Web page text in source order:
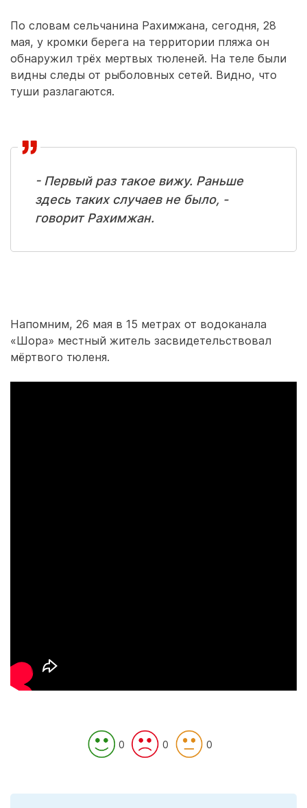
По словам сельчанина Рахимжана, сегодня, 28
мая, у кромки берега на территории пляжа он
обнаружил трёх мертвых тюленей. На теле были
видны следы от рыболовных сетей. Видно, что
туши разлагаются.
- Первый раз такое вижу. Раньше
здесь таких случаев не было, -
говорит Рахимжан.
Напомним, 26 мая в 15 метрах от водоканала
«Шора» местный житель засвидетельствовал
мёртвого тюленя.
0 0 0